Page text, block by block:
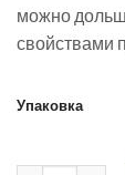
можно
свойствами
Упаковка